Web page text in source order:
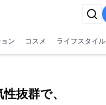
ン コスメ ライフスタイル
抜群で、